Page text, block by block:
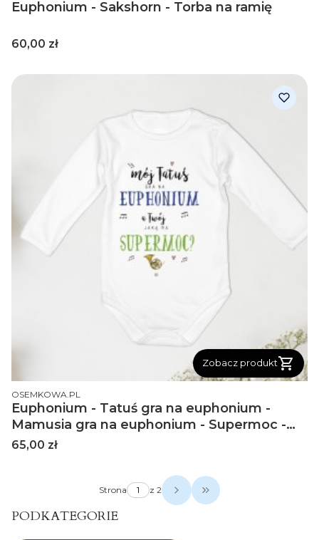
Euphonium - Sakshorn - Torba na ramię
Cena
60,00 zł
Zobacz produkt
PRODUCENT
OSEMKOWA.PL
Euphonium - Tatuś gra na euphonium -
Mamusia gra na euphonium - Supermoc -
Bodziak Body
Cena
65,00 zł
Strona z 2 Przejdź do ostatniej
PODKATEGORIE